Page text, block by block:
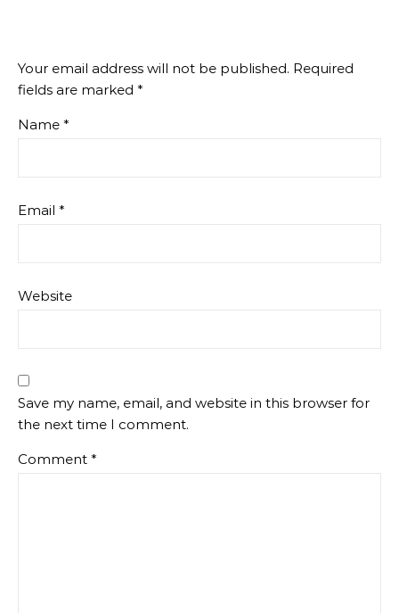
Your email address will not be published. Required
fields are marked *
Name *
Email *
Website
Save my name, email, and website in this browser for
the next time I comment.
Comment *